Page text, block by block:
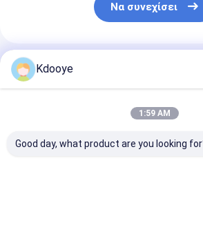
Να συνεχίσει
Συνιστώμενα Προϊόντα
Kdooye
1:59 AM
Good day, what product are you looking